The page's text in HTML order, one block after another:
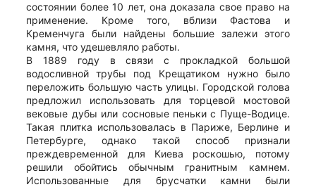
состоянии более 10 лет, она доказала свое право на
применение. Кроме того, вблизи Фастова и
Кременчуга были найдены большие залежи этого
камня, что удешевляло работы.
В 1889 году в связи с прокладкой большой
водосливной трубы под Крещатиком нужно было
переложить большую часть улицы. Городской голова
предложил использовать для торцевой мостовой
вековые дубы или сосновые пеньки с Пуще-Водице.
Такая плитка использовалась в Париже, Берлине и
Петербурге, однако такой способ признали
преждевременной для Киева роскошью, потому
решили обойтись обычным гранитным камнем.
Использованные для брусчатки камни были